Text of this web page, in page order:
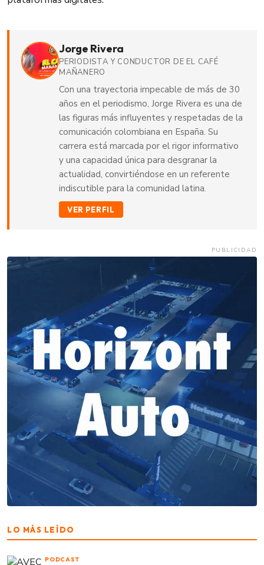
Jorge Rivera
PERIODISTA Y CONDUCTOR DE EL CAFÉ
MAÑANERO
Con una trayectoria impecable de más de 30
años en el periodismo, Jorge Rivera es una de
las figuras más influyentes y respetadas de la
comunicación colombiana en España. Su
carrera está marcada por el rigor informativo
y una capacidad única para desgranar la
actualidad, convirtiéndose en un referente
indiscutible para la comunidad latina.
VER PERFIL
PUBLICIDAD
LO MÁS LEÍDO
PODCAST